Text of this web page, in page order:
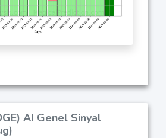
AI Genel Sinyal